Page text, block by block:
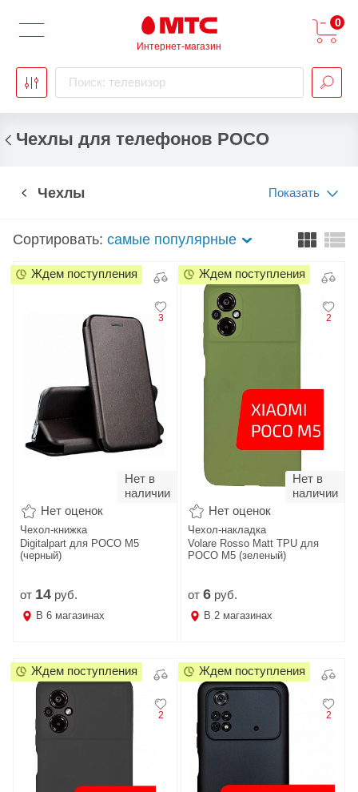
Интернет-магазин
Поиск: телевизор
0
Чехлы для телефонов POCO
Чехлы Показать
Сортировать: самые популярные
3
Нет в
наличии
Нет оценок
Чехол-книжка
Digitalpart для POCO M5
(черный)
от 14 руб.
В 6 магазинах
Ждем поступления
2
Нет в
наличии
Нет оценок
Чехол-накладка
Volare Rosso Matt TPU для
POCO M5 (зеленый)
от 6 руб.
В 2 магазинах
Ждем поступления
2
Ждем поступления
2
Ждем поступления